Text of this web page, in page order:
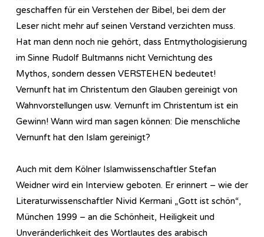
geschaffen für ein Verstehen der Bibel, bei dem der
Leser nicht mehr auf seinen Verstand verzichten muss.
Hat man denn noch nie gehört, dass Entmythologisierung
im Sinne Rudolf Bultmanns nicht Vernichtung des
Mythos, sondern dessen VERSTEHEN bedeutet!
Vernunft hat im Christentum den Glauben gereinigt von
Wahnvorstellungen usw. Vernunft im Christentum ist ein
Gewinn! Wann wird man sagen können: Die menschliche
Vernunft hat den Islam gereinigt?
Auch mit dem Kölner Islamwissenschaftler Stefan
Weidner wird ein Interview geboten. Er erinnert – wie der
Literaturwissenschaftler Nivid Kermani „Gott ist schön“,
München 1999 – an die Schönheit, Heiligkeit und
Unveränderlichkeit des Wortlautes des arabisch